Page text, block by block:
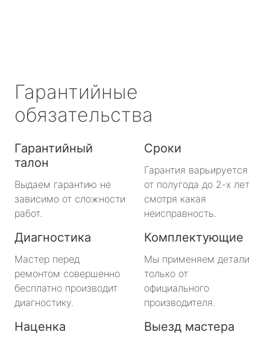
Гарантийные
обязательства
Гарантийный
талон
Выдаем гарантию не
зависимо от сложности
работ.
Сроки
Гарантия варьируется
от полугода до 2-х лет
смотря какая
неисправность.
Диагностика
Мастер перед
ремонтом совершенно
бесплатно производит
диагностику.
Комплектующие
Мы применяем детали
только от
официального
производителя.
Наценка Выезд мастера